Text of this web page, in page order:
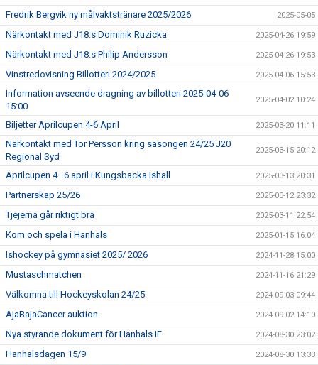
Fredrik Bergvik ny målvaktstränare 2025/2026 2025-05-05
Närkontakt med J18:s Dominik Ruzicka 2025-04-26 19:59
Närkontakt med J18:s Philip Andersson 2025-04-26 19:53
Vinstredovisning Billotteri 2024/2025 2025-04-06 15:53
Information avseende dragning av billotteri 2025-04-06
15:00
2025-04-02 10:24
Biljetter Aprilcupen 4-6 April 2025-03-20 11:11
Närkontakt med Tor Persson kring säsongen 24/25 J20
Regional Syd
2025-03-15 20:12
Aprilcupen 4–6 april i Kungsbacka Ishall 2025-03-13 20:31
Partnerskap 25/26 2025-03-12 23:32
Tjejerna går riktigt bra 2025-03-11 22:54
Kom och spela i Hanhals 2025-01-15 16:04
Ishockey på gymnasiet 2025/ 2026 2024-11-28 15:00
Mustaschmatchen 2024-11-16 21:29
Välkomna till Hockeyskolan 24/25 2024-09-03 09:44
AjaBajaCancer auktion 2024-09-02 14:10
Nya styrande dokument för Hanhals IF 2024-08-30 23:02
Hanhalsdagen 15/9 2024-08-30 13:33